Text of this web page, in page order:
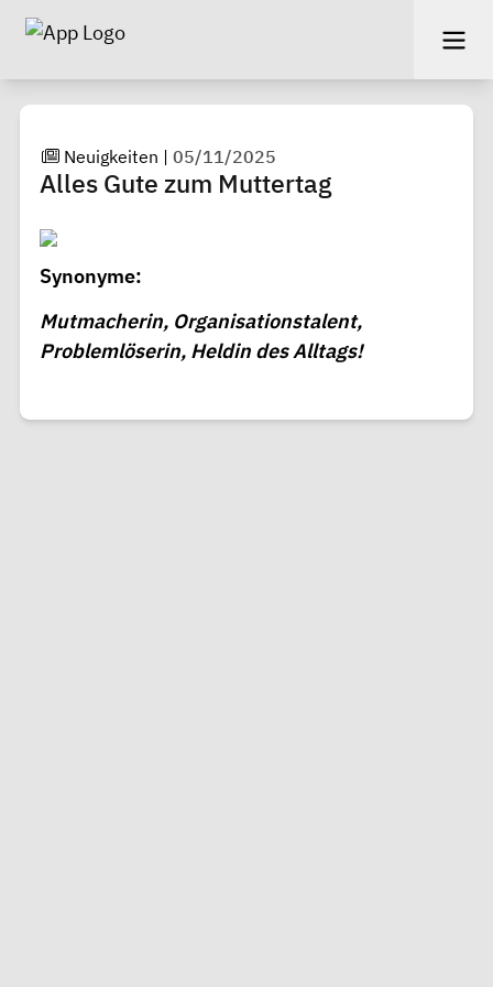
Neuigkeiten |05/11/2025
Alles Gute zum Muttertag
Synonyme:
Mutmacherin, Organisationstalent,
Problemlöserin, Heldin des Alltags!